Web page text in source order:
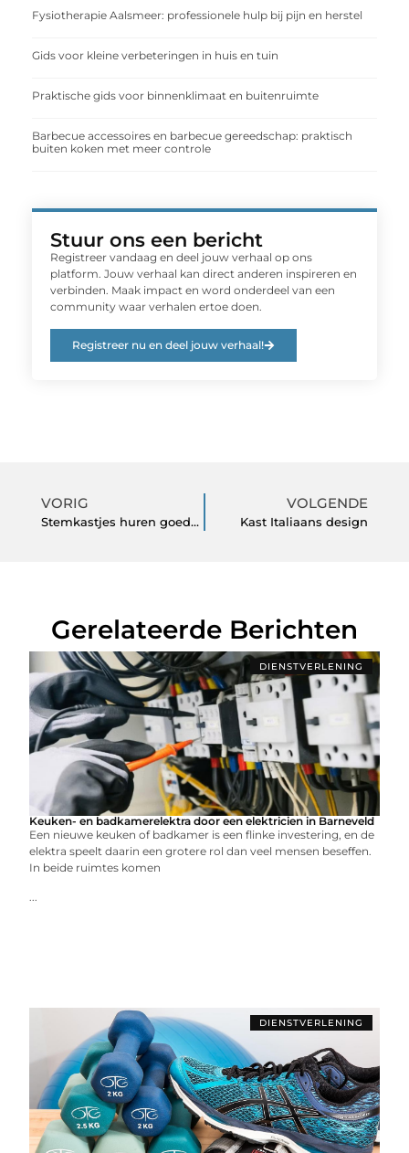
Fysiotherapie Aalsmeer: professionele hulp bij pijn en herstel
Gids voor kleine verbeteringen in huis en tuin
Praktische gids voor binnenklimaat en buitenruimte
Barbecue accessoires en barbecue gereedschap: praktisch
buiten koken met meer controle
Stuur ons een bericht
Registreer vandaag en deel jouw verhaal op ons
platform. Jouw verhaal kan direct anderen inspireren en
verbinden. Maak impact en word onderdeel van een
community waar verhalen ertoe doen.
Registreer nu en deel jouw verhaal!
VORIG
Stemkastjes huren goedkoop
VOLGENDE
Kast Italiaans design
Gerelateerde Berichten
DIENSTVERLENING
Keuken- en badkamerelektra door een elektricien in Barneveld
Een nieuwe keuken of badkamer is een flinke investering, en de
elektra speelt daarin een grotere rol dan veel mensen beseffen.
In beide ruimtes komen
...
DIENSTVERLENING